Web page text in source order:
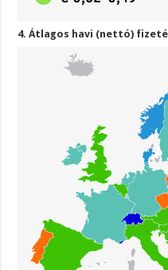
4. Átlagos havi (nettó)